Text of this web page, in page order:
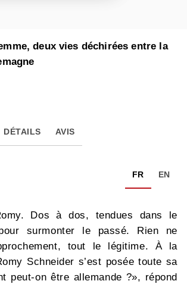
deux vies déchirées entre la
DÉTAILS AVIS
FR EN
Dos à dos, tendues dans le
surmonter le passé. Rien ne
tout le légitime. À la
Schneider s’est posée toute sa
peut-on être allemande ?», répond